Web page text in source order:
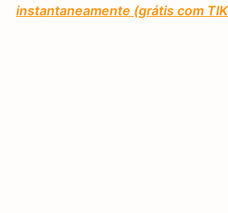
instantaneamente (grátis com